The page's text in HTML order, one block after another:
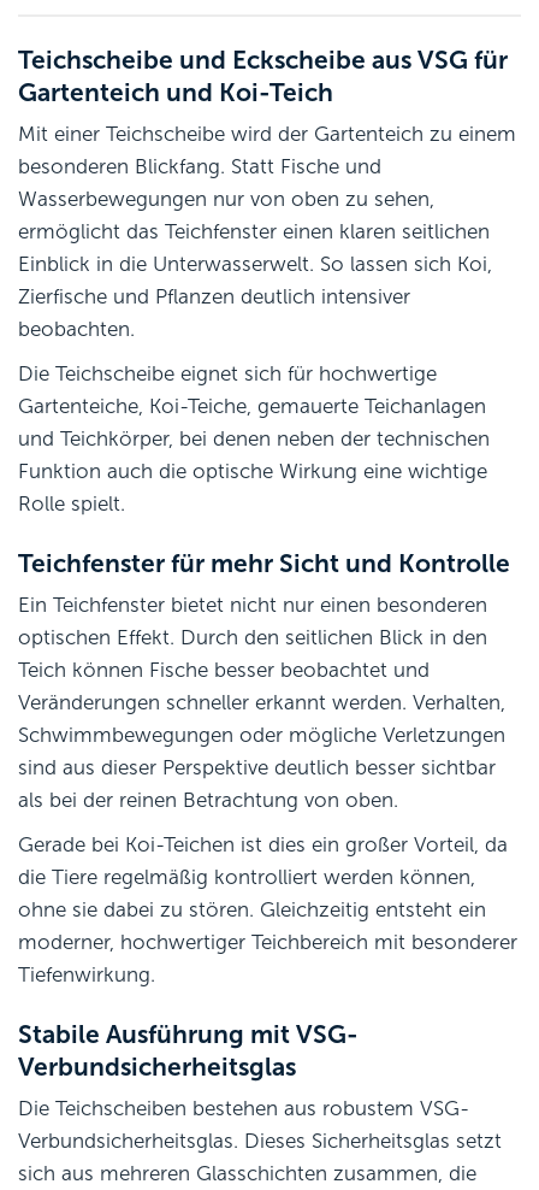
Teichscheibe und Eckscheibe aus VSG für
Gartenteich und Koi-Teich
Mit einer Teichscheibe wird der Gartenteich zu einem
besonderen Blickfang. Statt Fische und
Wasserbewegungen nur von oben zu sehen,
ermöglicht das Teichfenster einen klaren seitlichen
Einblick in die Unterwasserwelt. So lassen sich Koi,
Zierfische und Pflanzen deutlich intensiver
beobachten.
Die Teichscheibe eignet sich für hochwertige
Gartenteiche, Koi-Teiche, gemauerte Teichanlagen
und Teichkörper, bei denen neben der technischen
Funktion auch die optische Wirkung eine wichtige
Rolle spielt.
Teichfenster für mehr Sicht und Kontrolle
Ein Teichfenster bietet nicht nur einen besonderen
optischen Effekt. Durch den seitlichen Blick in den
Teich können Fische besser beobachtet und
Veränderungen schneller erkannt werden. Verhalten,
Schwimmbewegungen oder mögliche Verletzungen
sind aus dieser Perspektive deutlich besser sichtbar
als bei der reinen Betrachtung von oben.
Gerade bei Koi-Teichen ist dies ein großer Vorteil, da
die Tiere regelmäßig kontrolliert werden können,
ohne sie dabei zu stören. Gleichzeitig entsteht ein
moderner, hochwertiger Teichbereich mit besonderer
Tiefenwirkung.
Stabile Ausführung mit VSG-
Verbundsicherheitsglas
Die Teichscheiben bestehen aus robustem VSG-
Verbundsicherheitsglas. Dieses Sicherheitsglas setzt
sich aus mehreren Glasschichten zusammen, die